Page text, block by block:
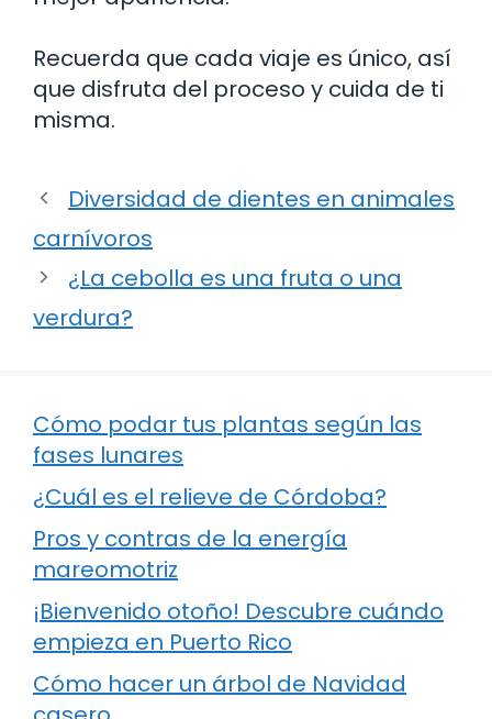
Recuerda que cada viaje es único, así
que disfruta del proceso y cuida de ti
misma.
Diversidad de dientes en animales
carnívoros
¿La cebolla es una fruta o una
verdura?
Cómo podar tus plantas según las
fases lunares
¿Cuál es el relieve de Córdoba?
Pros y contras de la energía
mareomotriz
¡Bienvenido otoño! Descubre cuándo
empieza en Puerto Rico
Cómo hacer un árbol de Navidad